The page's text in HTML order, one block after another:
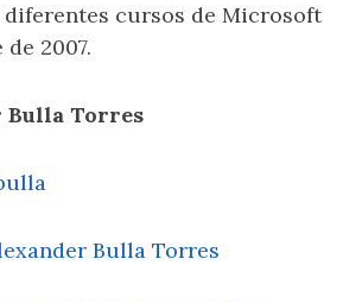
cursos de Microsoft
2007.
Bulla Torres
Bulla Torres